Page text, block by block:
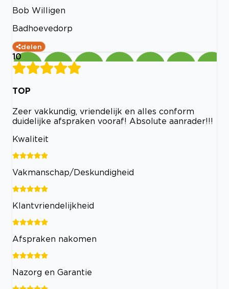
Bob Willigen
Badhoevedorp
delen
10
TOP
Zeer vakkundig, vriendelijk en alles conform
duidelijke afspraken vooraf! Absolute aanrader!!!
Kwaliteit
Vakmanschap/Deskundigheid
Klantvriendelijkheid
Afspraken nakomen
Nazorg en Garantie